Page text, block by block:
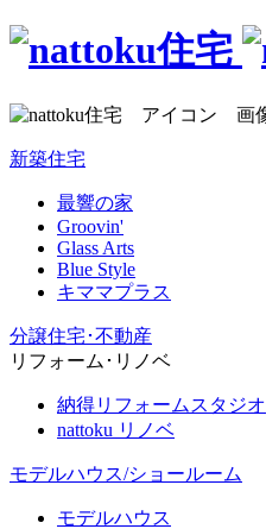
新築住宅
最響の家
Groovin'
Glass Arts
Blue Style
キママプラス
分譲住宅･不動産
リフォーム･リノベ
納得リフォームスタジオ
nattoku リノベ
モデルハウス/ショールーム
モデルハウス